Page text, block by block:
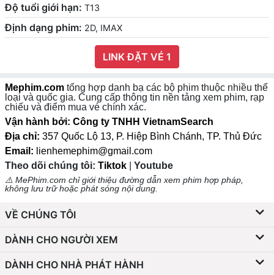
Độ tuổi giới hạn: T13
Định dạng phim: 2D, IMAX
LINK ĐẶT VÉ 1
Mephim.com tổng hợp danh bạ các bộ phim thuộc nhiều thể
loại và quốc gia. Cung cấp thông tin nền tảng xem phim, rạp
chiếu và điểm mua vé chính xác.
Vận hành bởi: Công ty TNHH VietnamSearch
Địa chỉ: 357 Quốc Lộ 13, P. Hiệp Bình Chánh, TP. Thủ Đức
Email: lienhemephim@gmail.com
Theo dõi chúng tôi: Tiktok Youtube
⚠️ MePhim.com chỉ giới thiệu đường dẫn xem phim hợp pháp,
không lưu trữ hoặc phát sóng nội dung.
VỀ CHÚNG TÔI
DÀNH CHO NGƯỜI XEM
DÀNH CHO NHÀ PHÁT HÀNH